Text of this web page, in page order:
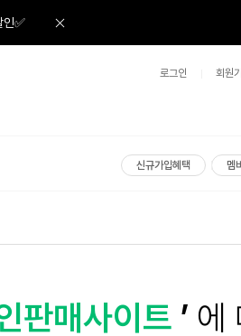
인✅
로그인 회원
신규가입혜택 멤
판매사이트 ’ 에